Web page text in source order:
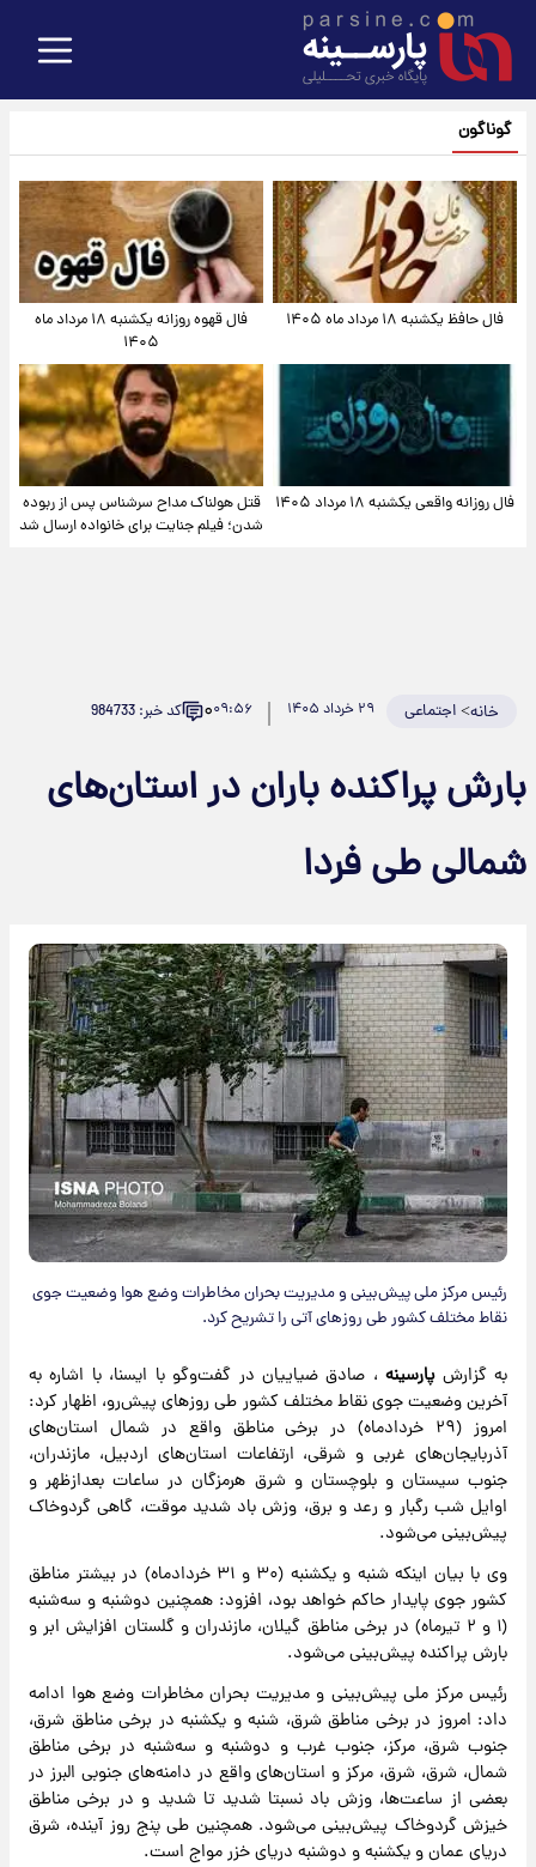
گوناگون
فال حافظ یکشنبه ۱۸ مرداد ماه ۱۴۰۵
فال قهوه روزانه یکشنبه ۱۸ مرداد ماه
۱۴۰۵
فال روزانه واقعی یکشنبه ۱۸ مرداد ۱۴۰۵
قتل هولناک مداح سرشناس پس از ربوده
شدن؛ فیلم جنایت برای خانواده ارسال شد
خانه>اجتماعی ۲۹ خرداد ۱۴۰۵ ۰۹:۵۶۰ کد خبر: 984733
بارش پراکنده باران در استان‌های
شمالی طی فردا
رئیس مرکز ملی پیش‌بینی و مدیریت بحران مخاطرات وضع هوا وضعیت جوی
نقاط مختلف کشور طی روز‌های آتی را تشریح کرد.
به گزارشپارسینه، صادق ضیاییان در گفت‌و‌گو با ایسنا، با اشاره به
آخرین وضعیت جوی نقاط مختلف کشور طی روز‌های پیش‌رو، اظهار کرد:
امروز (۲۹ خردادماه) در برخی مناطق واقع در شمال استان‌های
آذربایجان‌های غربی و شرقی، ارتفاعات استان‌های اردبیل، مازندران،
جنوب سیستان و بلوچستان و شرق هرمزگان در ساعات بعدازظهر و
اوایل شب رگبار و رعد و برق، وزش باد شدید موقت، گاهی گردوخاک
پیش‌بینی می‌شود.
وی با بیان اینکه شنبه و یکشنبه (۳۰ و ۳۱ خردادماه) در بیشتر مناطق
کشور جوی پایدار حاکم خواهد بود، افزود: همچنین دوشنبه و سه‌شنبه
(۱ و ۲ تیرماه) در برخی مناطق گیلان، مازندران و گلستان افزایش ابر و
بارش پراکنده پیش‌بینی می‌شود.
رئیس مرکز ملی پیش‌بینی و مدیریت بحران مخاطرات وضع هوا ادامه
داد: امروز در برخی مناطق شرق، شنبه و یکشنبه در برخی مناطق شرق،
جنوب شرق، مرکز، جنوب غرب و دوشنبه و سه‌شنبه در برخی مناطق
شمال، شرق، شرق، مرکز و استان‌های واقع در دامنه‌های جنوبی البرز در
بعضی از ساعت‌ها، وزش باد نسبتا شدید تا شدید و در برخی مناطق
خیزش گردوخاک پیش‌بینی می‌شود. همچنین طی پنج روز آینده، شرق
دریای عمان و یکشنبه و دوشنبه دریای خزر مواج است.